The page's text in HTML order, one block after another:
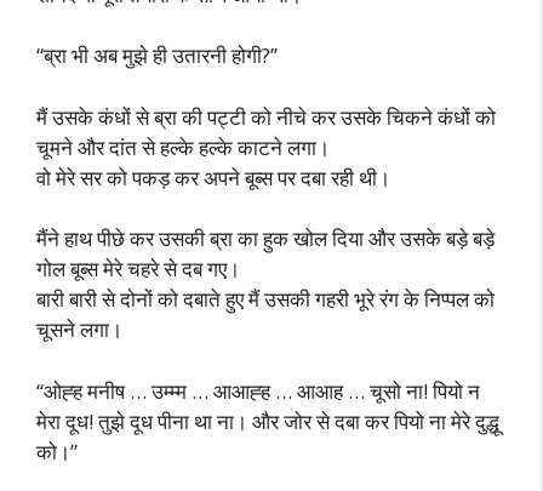
“ब्रा भी अब मुझे ही उतारनी होगी?”
मैं उसके कंधों से ब्रा की पट्टी को नीचे कर उसके चिकने कंधों को
चूमने और दांत से हल्के हल्के काटने लगा।
वो मेरे सर को पकड़ कर अपने बूब्स पर दबा रही थी।
मैंने हाथ पीछे कर उसकी ब्रा का हुक खोल दिया और उसके बड़े बड़े
गोल बूब्स मेरे चहरे से दब गए।
बारी बारी से दोनों को दबाते हुए मैं उसकी गहरी भूरे रंग के निप्पल को
चूसने लगा।
“ओह्ह मनीष … उम्म्म … आआह्ह … आआह … चूसो ना! पियो न
मेरा दूध! तुझे दूध पीना था ना। और जोर से दबा कर पियो ना मेरे दुद्धू
को।”